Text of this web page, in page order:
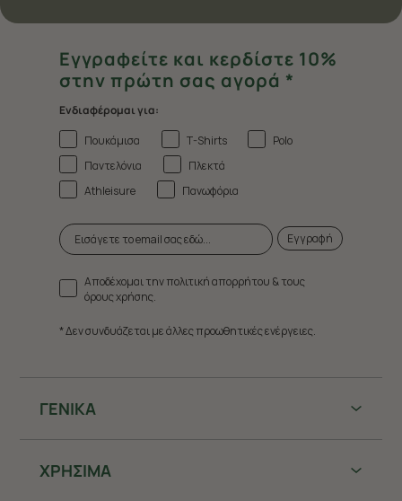
ΓΕΝΙΚΑ
ΧΡHΣΙΜΑ
Εγγραφείτε και κερδίστε 10%
στην πρώτη σας αγορά *
Ενδιαφέρομαι για:
Πουκάμισα
T-Shirts
Polo
Παντελόνια
Πλεκτά
Athleisure
Πανωφόρια
Εγγραφή
Αποδέχομαι την πολιτική απορρήτου & τους
όρους χρήσης.
* Δεν συνδυάζεται με άλλες προωθητικές ενέργειες.